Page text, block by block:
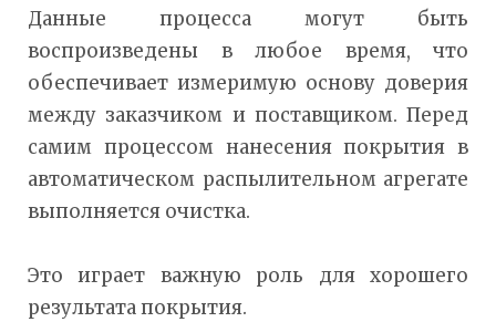
Данные процесса могут быть
воспроизведены в любое время, что
обеспечивает измеримую основу доверия
между заказчиком и поставщиком. Перед
самим процессом нанесения покрытия в
автоматическом распылительном агрегате
выполняется очистка.
Это играет важную роль для хорошего
результата покрытия.